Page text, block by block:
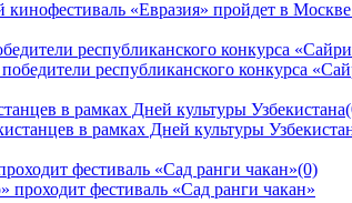
республиканского конкурса
в рамках Дней культуры Узбекистана
фестиваль «Сад ранги чакан»(0)